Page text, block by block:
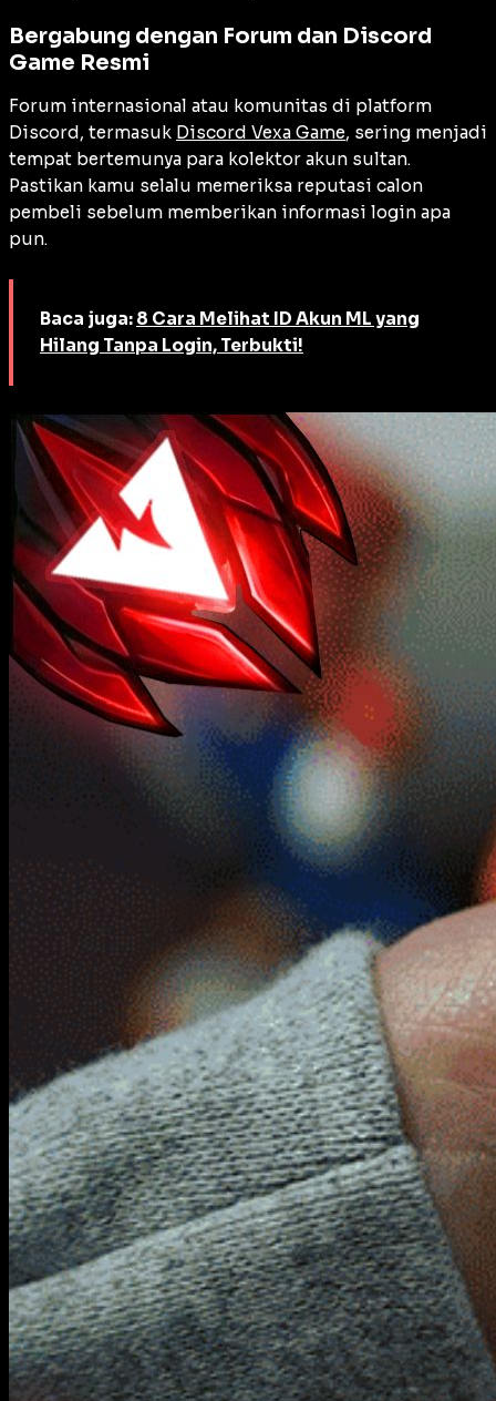
Bergabung dengan Forum dan Discord
Game Resmi
Forum internasional atau komunitas di platform
Discord, termasuk Discord Vexa Game, sering menjadi
tempat bertemunya para kolektor akun sultan.
Pastikan kamu selalu memeriksa reputasi calon
pembeli sebelum memberikan informasi login apa
pun.
Baca juga: 8 Cara Melihat ID Akun ML yang
Hilang Tanpa Login, Terbukti!